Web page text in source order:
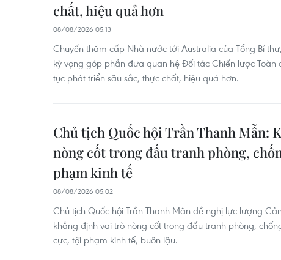
chất, hiệu quả hơn
08/08/2026 05:13
Chuyến thăm cấp Nhà nước tới Australia của Tổng Bí
kỳ vọng góp phần đưa quan hệ Đối tác Chiến lược Toàn
tục phát triển sâu sắc, thực chất, hiệu quả hơn.
Chủ tịch Quốc hội Trần Thanh Mẫn:
nòng cốt trong đấu tranh phòng,
phạm kinh tế
08/08/2026 05:02
Chủ tịch Quốc hội Trần Thanh Mẫn đề nghị lực lượng
khẳng định vai trò nòng cốt trong đấu tranh phòng,
cực, tội phạm kinh tế, buôn lậu.